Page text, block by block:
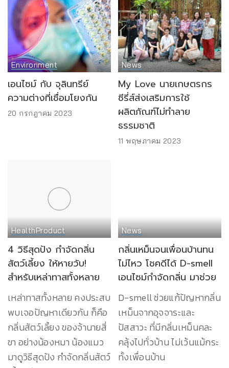
Environment
เอนไซม์ กับ จุลินทรีย์
ความต่างที่เชื่อมโยงกัน
20 กรกฎาคม 2023
News
My Love นายเกษตรกร
ซีรี่ส์ส่งเสริมการใช้
ผลิตภัณฑ์ไม่ทำลาย
ธรรมชาติ
11 พฤษภาคม 2023
HealthProduct
4 วิธีสุดปัง กำจัดกลิ่น
สัตว์เลี้ยง ให้หายวับ!
สำหรับเหล่าทาสทั้งหลาย
เหล่าทาสทั้งหลาย คงประสบ
พบเจอปัญหาเดียวกัน ก็คือ
กลิ่นสัตว์เลี้ยง ของจ้านายสี่
ขา อย่างน้องหมา น้องแมว
มาดูวิธีสุดปัง กำจัดกลิ่นสัตว์
News
กลิ่นเหม็นจนเพื่อนบ้านทน
ไม่ไหว โชคดีได้ D-smell
เอนไซม์กำจัดกลิ่น มาช่วย
D-smell ช่วยแก้ปัญหากลิ่น
เหม็นจากอุจจาระและ
ปัสสาวะ ที่มีกลิ่นเหม็นคละ
คลุ้งไปทั่วบ้าน ไม่เว้นแม้กระ
ทั้งเพื่อนบ้าน